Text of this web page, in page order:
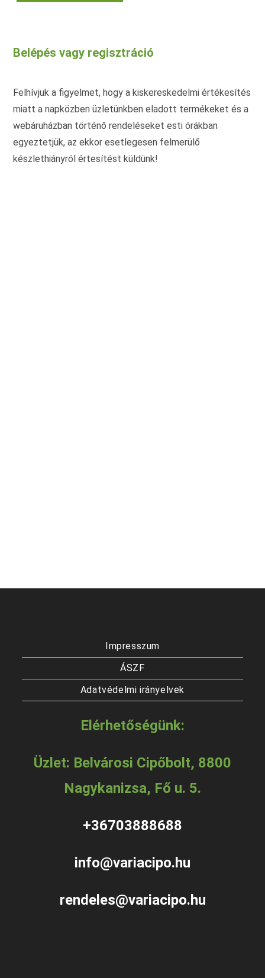
a
termékoldalon
Belépés vagy regisztráció
Felhívjuk a figyelmet, hogy a kiskereskedelmi értékesítés
miatt a napközben üzletünkben eladott termékeket és a
webáruházban történő rendeléseket esti órákban
egyeztetjük, az ekkor esetlegesen felmerülő
készlethiányról értesítést küldünk!
Impresszum
ÁSZF
Adatvédelmi irányelvek
Elérhetőségünk:
Üzlet: Belvárosi Cipőbolt, 8800
Nagykanizsa, Fő u. 5.
+36703888688
info@variacipo.hu
rendeles@variacipo.hu